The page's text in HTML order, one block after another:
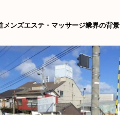
メンズエステ・マッサージ業界の背景